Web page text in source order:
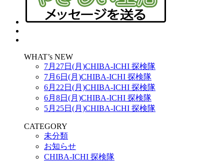
WHAT’s NEW
7月27日(月)CHIBA-ICHI 探検隊
7月6日(月)CHIBA-ICHI 探検隊
6月22日(月)CHIBA-ICHI 探検隊
6月8日(月)CHIBA-ICHI 探検隊
5月25日(月)CHIBA-ICHI 探検隊
CATEGORY
未分類
お知らせ
CHIBA-ICHI 探検隊